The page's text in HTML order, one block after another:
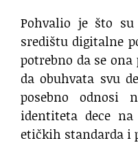
Pohvalio je što
središtu digitalne
potrebno da se
da obuhvata svu
posebno odnosi
identiteta dece
etičkih standarda i